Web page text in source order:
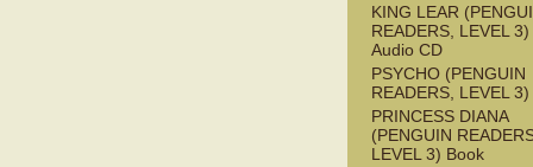
KING LEAR
READERS, LEVEL
Audio CD
PSYCHO (PENGUIN
READERS, LEVEL
PRINCESS DIANA
(PENGUIN
LEVEL 3) Book